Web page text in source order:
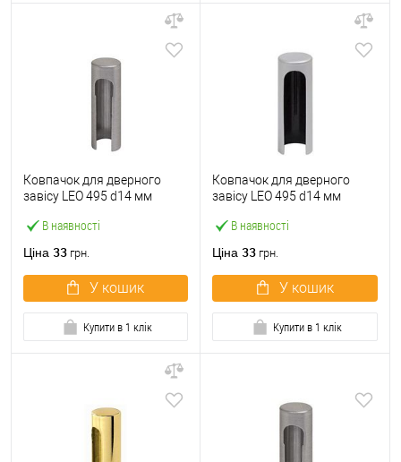
В наявності
Ковпачок для дверного
завісу LEO 495 d14 мм
Ціна 33 грн.
У кошик
Купити в 1 клік
В наявності
Ковпачок для дверного
завісу LEO 495 d14 мм
перламутровий
Ціна 33 грн.
У кошик
Купити в 1 клік